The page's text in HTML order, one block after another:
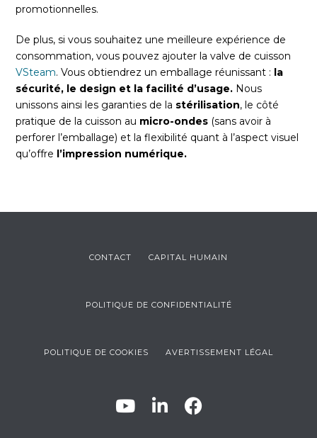
promotionnelles.
De plus, si vous souhaitez une meilleure expérience de
consommation, vous pouvez ajouter la valve de cuisson
VSteam. Vous obtiendrez un emballage réunissant : la
sécurité, le design et la facilité d’usage. Nous
unissons ainsi les garanties de la stérilisation, le côté
pratique de la cuisson au micro-ondes (sans avoir à
perforer l’emballage) et la flexibilité quant à l’aspect visuel
qu’offre l’impression numérique.
CONTACT CAPITAL HUMAIN
POLITIQUE DE CONFIDENTIALITÉ
POLITIQUE DE COOKIES AVERTISSEMENT LÉGAL